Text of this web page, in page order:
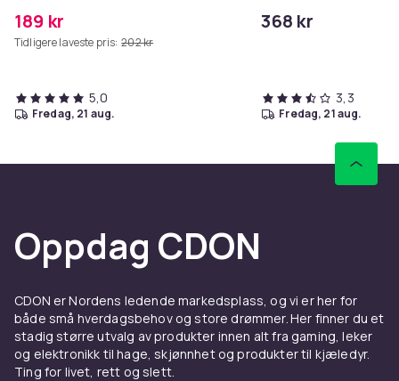
189 kr
Tidligere laveste pris: 202 kr
5,0
fredag, 21 aug.
368 kr
3,3
fredag, 21 aug.
Oppdag CDON
CDON er Nordens ledende markedsplass, og vi er her for
både små hverdagsbehov og store drømmer. Her finner du et
stadig større utvalg av produkter innen alt fra gaming, leker
og elektronikk til hage, skjønnhet og produkter til kjæledyr.
Ting for livet, rett og slett.